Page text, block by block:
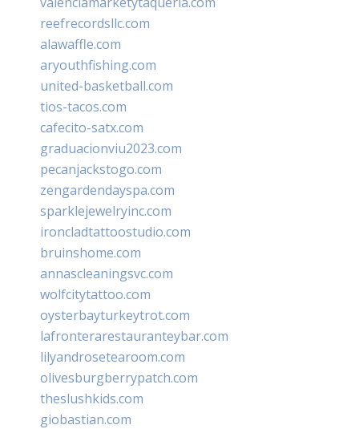
reefrecordsllc.com
alawaffle.com
aryouthfishing.com
united-basketball.com
tios-tacos.com
cafecito-satx.com
graduacionviu2023.com
pecanjackstogo.com
zengardendayspa.com
sparklejewelryinc.com
ironcladtattoostudio.com
bruinshome.com
annascleaningsvc.com
wolfcitytattoo.com
oysterbayturkeytrot.com
lafronterarestauranteybar.com
lilyandrosetearoom.com
olivesburgberrypatch.com
theslushkids.com
giobastian.com